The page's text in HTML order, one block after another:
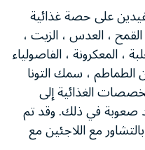
على حصة غذائية
، العدس ، الزيت ،
، المعكرونة ، الفاصولياء
الطماطم ، سمك التونا
الغذائية إلى
صعوبة في ذلك. وقد تم
مع اللاجئين مع